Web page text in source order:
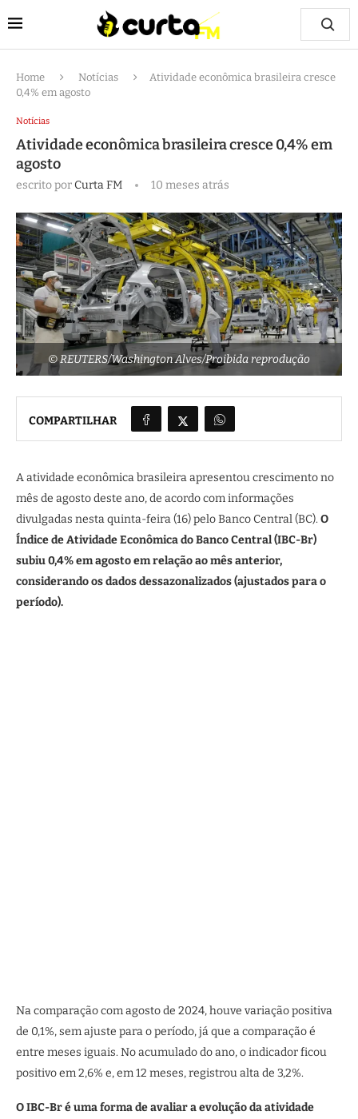
Home Notícias
Atividade econômica brasileira cresce
0,4% em agosto
Notícias
Atividade econômica brasileira cresce 0,4% em
agosto
escrito porCurta FM 10 meses atrás
© REUTERS/Washington Alves/Proibida reprodução
COMPARTILHAR
A atividade econômica brasileira apresentou crescimento no
mês de agosto deste ano, de acordo com informações
divulgadas nesta quinta-feira (16) pelo Banco Central (BC). O
Índice de Atividade Econômica do Banco Central (IBC-Br)
subiu 0,4% em agosto em relação ao mês anterior,
considerando os dados dessazonalizados (ajustados para o
período).
Na comparação com agosto de 2024, houve variação positiva
de 0,1%, sem ajuste para o período, já que a comparação é
entre meses iguais. No acumulado do ano, o indicador ficou
positivo em 2,6% e, em 12 meses, registrou alta de 3,2%.
O IBC-Br é uma forma de avaliar a evolução da atividade